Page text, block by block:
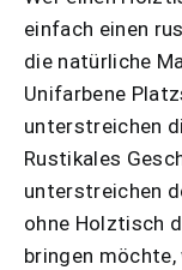
einfach einen
die natürliche
Unifarbene
unterstreichen
Rustikales
unterstreichen
ohne Holztisch
bringen